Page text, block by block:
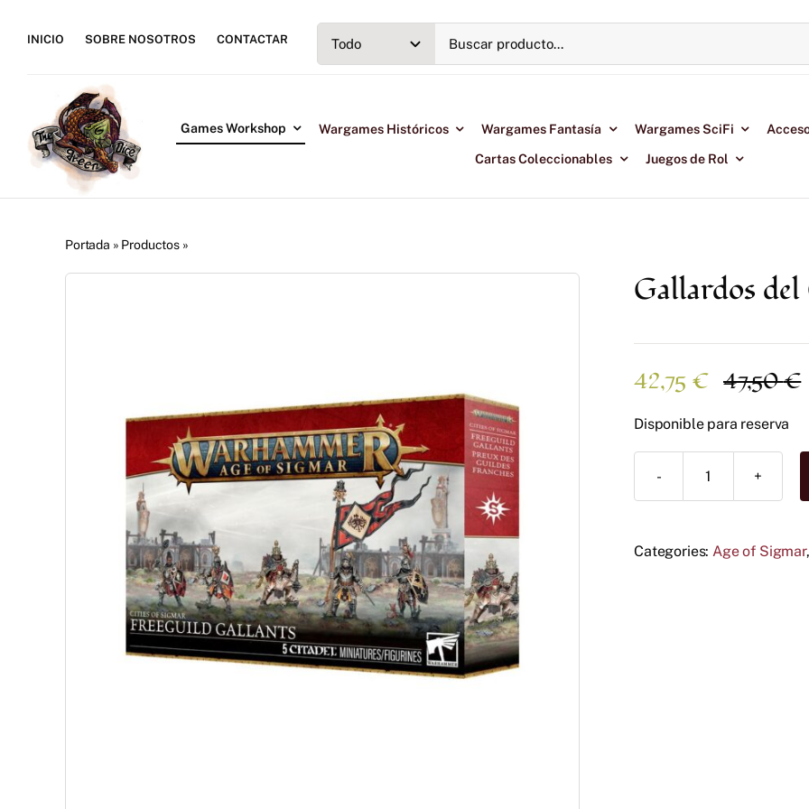
contenido
INICIO SOBRE NOSOTROS CONTACTAR
Games Workshop Wargames Históricos Wargames Fantasía Wargames SciFi
Cartas Coleccionables
Juegos de Rol
Portada » Productos»
Gallardos
47,50€
42,75 €
Disponible para reserva
Gallardos
del
Libre
cantidad
Categories:Age of Sigmar,